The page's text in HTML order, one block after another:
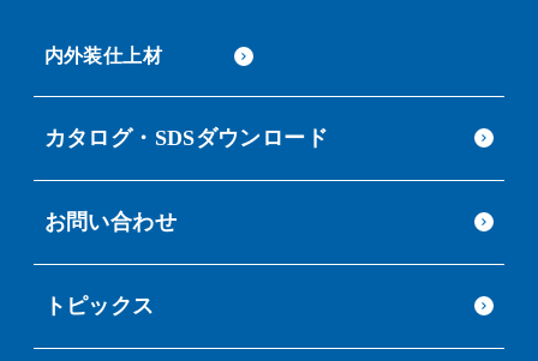
内外装仕上材
カタログ・SDSダウンロード
お問い合わせ
トピックス